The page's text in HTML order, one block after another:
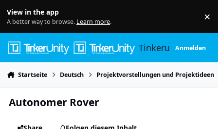
View in the app
A better way to browse. Learn more. ×
TinkerunityAnmelden
Startseite Deutsch Projektvorstellungen und Projektideen
Autonomer Rover